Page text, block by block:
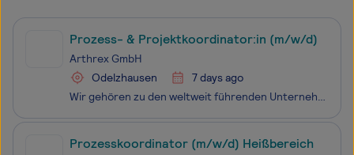
Prozess- & Projektkoordinator:in (m/w/d)
Arthrex GmbH
Odelzhausen
7 days ago
Wir gehören zu den weltweit führenden Unternehmen in den Bereichen Orthopädie, Arthroskopie, Sportmedizin und Orthobiologika. Getreu unserer Mission „Helping Surgeons Treat Their Patients Better“ entwickeln wir seit über 40 Jahren innovative Produkte und chirurgische Techniken. Arthrex wurde 1981 in
Prozesskoordinator (m/w/d) Heißbereich